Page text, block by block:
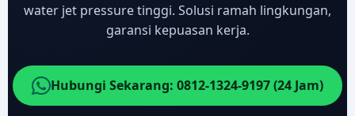
water jet pressure tinggi. Solusi ramah lingkungan,
garansi kepuasan kerja.
Hubungi Sekarang: 0812-1324-9197 (24 Jam)